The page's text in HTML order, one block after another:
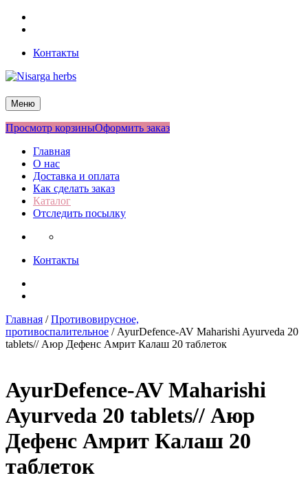
Перейти
Контакты
Nisarga herbs
Меню
Просмотр корзиныОформить заказ
Главная
О нас
Доставка и оплата
Как сделать заказ
Каталог
Отследить посылку
Контакты
Главная /Противовирусное,
противоспалительное / AyurDefence-AV Maharishi Ayurvedа 20
tablets// Аюр Дефенс Амрит Калаш 20 таблеток
AyurDefence-AV Maharishi
Ayurvedа 20 tablets// Аюр
Дефенс Амрит Калаш 20
таблеток